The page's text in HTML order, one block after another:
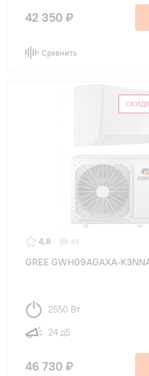
42 350 ₽
Сравнить
4,8 44
GREE GWH09AGAXA-
2550 Вт
24 дБ
46 730 ₽